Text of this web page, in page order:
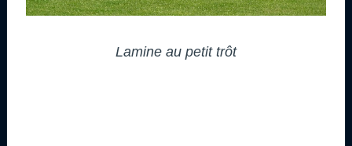
Lamine au petit trôt